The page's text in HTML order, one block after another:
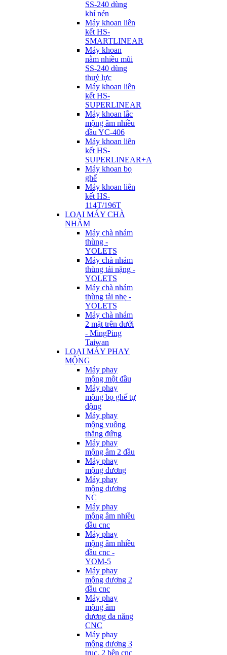
SS-240 dùng
khí nén
Máy khoan liên
kết HS-
SMARTLINEAR
Máy khoan
nằm nhiều mũi
SS-240 dùng
thuỷ lực
Máy khoan liên
kết HS-
SUPERLINEAR
Máy khoan lắc
mộng âm nhiều
đầu YC-406
Máy khoan liên
kết HS-
SUPERLINEAR+A
Máy khoan bọ
ghế
Máy khoan liên
kết HS-
114T/196T
LOẠI MÁY CHÀ
NHÁM
Máy chà nhám
thùng -
YOLETS
Máy chà nhám
thùng tải nặng -
YOLETS
Máy chà nhám
thùng tải nhẹ -
YOLETS
Máy chà nhám
2 mặt trên dưới
- MingPing
Taiwan
LOẠI MÁY PHAY
MỘNG
Máy phay
mộng một đầu
Máy phay
mộng bọ ghế tự
động
Máy phay
mộng vuông
thẳng đứng
Máy phay
mộng âm 2 đầu
Máy phay
mộng dương
Máy phay
mộng dương
NC
Máy phay
mộng âm nhiều
đầu cnc
Máy phay
mộng âm nhiều
đầu cnc -
YOM-5
Máy phay
mộng dương 2
đầu cnc
Máy phay
mộng âm
dương đa năng
CNC
Máy phay
mộng dương 3
trục, 2 bên cnc